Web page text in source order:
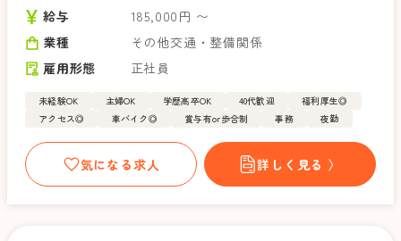
給与
185,000円 〜
業種
その他交通・整備関係
雇用形態
正社員
未経験OK 主婦OK 学歴高卒OK 40代歓迎
福利厚生◎
アクセス◎
車バイク◎ 賞与有or歩合制 事務 夜勤
気になる求人 詳しく見る 〉